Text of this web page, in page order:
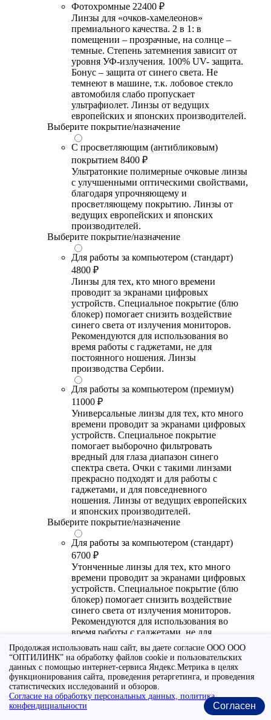
Фотохромные 22400 ₽
Линзы для «очков-хамелеонов»
премиального качества. 2 в 1: в
помещении – прозрачные, на солнце –
темные. Степень затемнения зависит от
уровня УФ-излучения. 100% UV- защита.
Бонус – защита от синего света. Не
темнеют в машине, т.к. лобовое стекло
автомобиля слабо пропускает
ультрафиолет. Линзы от ведущих
европейских и японских производителей.
Выберите покрытие/назначение
С просветляющим (антибликовым)
покрытием 8400 ₽
Ультратонкие полимерные очковые линзы
с улучшенными оптическими свойствами,
благодаря упрочняющему и
просветляющему покрытию. Линзы от
ведущих европейских и японских
производителей.
Выберите покрытие/назначение
Для работы за компьютером (стандарт)
4800 ₽
Линзы для тех, кто много времени
проводит за экранами цифровых
устройств. Специальное покрытие (блю
блокер) помогает снизить воздействие
синего света от излучения мониторов.
Рекомендуются для использования во
время работы с гаджетами, не для
постоянного ношения. Линзы
производства Сербии.
Для работы за компьютером (премиум)
11000 ₽
Универсальные линзы для тех, кто много
времени проводит за экранами цифровых
устройств. Специальное покрытие
помогает выборочно фильтровать
вредный для глаза диапазон синего
спектра света. Очки с такими линзами
прекрасно подходят и для работы с
гаджетами, и для повседневного
ношения. Линзы от ведущих европейских
и японских производителей.
Выберите покрытие/назначение
Для работы за компьютером (стандарт)
6700 ₽
Утонченные линзы для тех, кто много
времени проводит за экранами цифровых
устройств. Специальное покрытие (блю
блокер) помогает снизить воздействие
синего света от излучения мониторов.
Рекомендуются для использования во
время работы с гаджетами, не для
постоянного ношения. Линзы
производства Сербии или Ю.-В. Азии.
Для работы за компьютером (премиум)
20300 ₽
Универсальные утонченные линзы для
тех, кто много времени проводит за
Продолжая использовать наш сайт, вы даете согласие ООО ООО
“ОПТИЛИНК” на обработку файлов cookie и пользовательских
данных с помощью интернет-сервиса Яндекс.Метрика в целях
функционирования сайта, проведения ретаргетинга, и проведения
статистических исследований и обзоров.
Согласие на обработку персональных данных, политика
конфендициальности
Согласен